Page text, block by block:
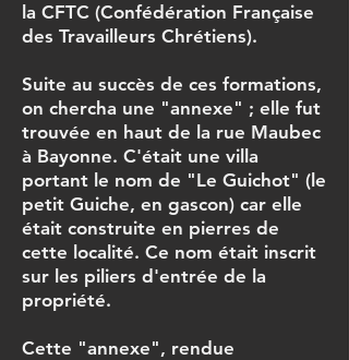
la CFTC (Confédération Française
des Travailleurs Chrétiens).
Suite au succès de ces formations,
on chercha une "annexe" ; elle fut
trouvée en haut de la rue Maubec
à Bayonne. C'était une villa
portant le nom de "Le Guichot" (le
petit Guiche, en gascon) car elle
était construite en pierres de
cette localité. Ce nom était inscrit
sur les piliers d'entrée de la
propriété.
Cette "annexe", rendue